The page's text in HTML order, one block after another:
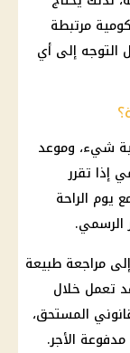
مرتبطة
التوجه إلى أي
شيء، وموعد
إذا تقرر
يوم الراحة
الرسمي.
مراجعة طبيعة
تعمل خلال
المستحق،
الأجر.